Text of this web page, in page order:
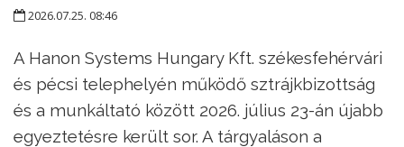
2026.07.25. 08:46
A Hanon Systems Hungary Kft. székesfehérvári
és pécsi telephelyén működő sztrájkbizottság
és a munkáltató között 2026. július 23-án újabb
egyeztetésre került sor. A tárgyaláson a